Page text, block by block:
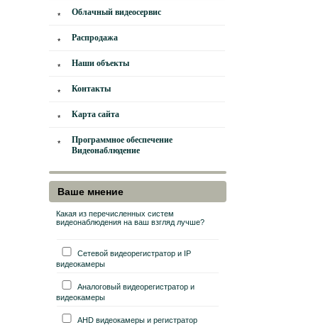
Облачный видеосервис
Распродажа
Наши объекты
Контакты
Карта сайта
Программное обеспечение
Видеонаблюдение
Ваше мнение
Какая из перечисленных систем
видеонаблюдения на ваш взгляд лучше?
Сетевой видеорегистратор и IP
видеокамеры
Аналоговый видеорегистратор и
видеокамеры
AHD видеокамеры и регистратор